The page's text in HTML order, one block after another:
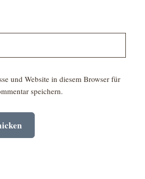
und Website in diesem Browser für
speichern.